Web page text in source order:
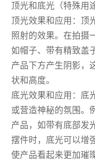
顶光和底光（特殊用
顶光效果和应用：顶
照射的效果。在拍摄
如帽子、带有精致盖
产品下方产生阴影，
状和高度。
底光效果和应用：底
或营造神秘的氛围。
产品，如带有底部发
摆件时，底光可以增
使产品看起来更加璀